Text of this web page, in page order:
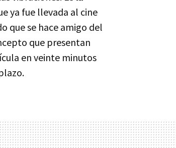
ya fue llevada al cine
que se hace amigo del
que presentan
en veinte minutos